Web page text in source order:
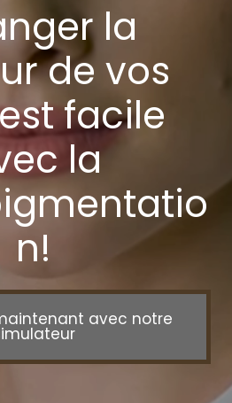
la
de vos
facile
la
n!
avec notre